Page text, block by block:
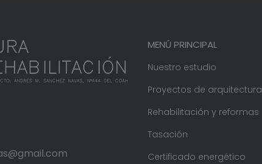
MENÚ PRINCIPAL
Nuestro estudio
Proyectos de arquitectura
Rehabilitación y reformas
Tasación
Certificado energético